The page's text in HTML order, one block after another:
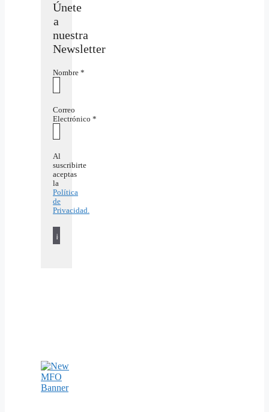
Únete
a
nuestra
Newsletter
Nombre *
Correo
Electrónico *
Al
suscribirte
aceptas
la
Política
de
Privacidad.